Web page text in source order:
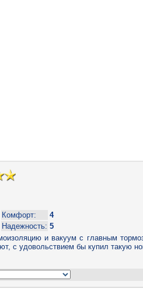
Комфорт:
4
Надежность: 5
и вакуум с главным
с удовольствием бы купил такую